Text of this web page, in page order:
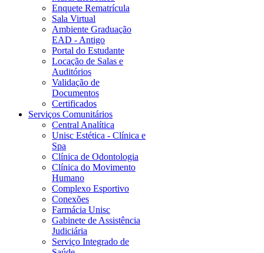
Enquete Rematrícula
Sala Virtual
Ambiente Graduação
EAD - Antigo
Portal do Estudante
Locação de Salas e
Auditórios
Validação de
Documentos
Certificados
Serviços Comunitários
Central Analítica
Unisc Estética - Clínica e
Spa
Clínica de Odontologia
Clínica do Movimento
Humano
Complexo Esportivo
Conexões
Farmácia Unisc
Gabinete de Assistência
Judiciária
Serviço Integrado de